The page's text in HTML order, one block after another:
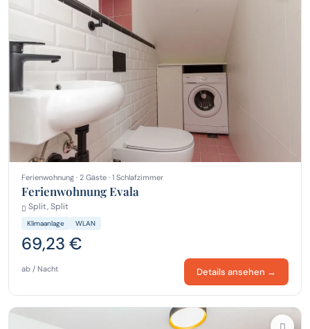
Ferienwohnung · 2 Gäste · 1 Schlafzimmer
Ferienwohnung Evala
Split, Split
Klimaanlage WLAN
69,23 €
ab / Nacht Details ansehen →